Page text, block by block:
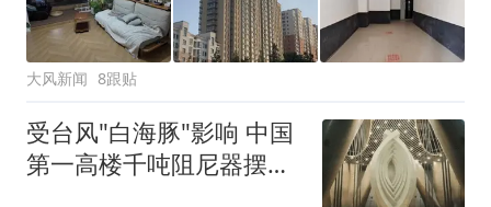
大风新闻 8跟贴
受台风"白海豚"影响 中国
第一高楼千吨阻尼器摆动